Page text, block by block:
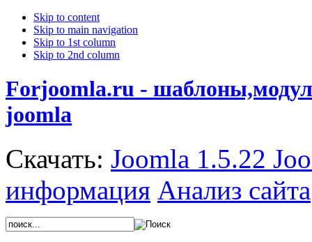
Skip to content
Skip to main navigation
Skip to 1st column
Skip to 2nd column
Forjoomla.ru -
joomla
Скачать: Joomla 1.5.22
информация Анализ сайта